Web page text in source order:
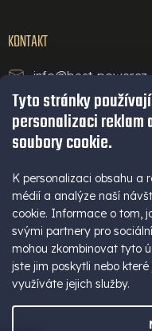
Tyto stránky
personalizaci reklam
soubory cookie.
K personalizaci obsahu a
médií a analýze naší
cookie. Informace o tom,
svými partnery pro
mohou zkombinovat tyto
jste jim poskytli nebo
využíváte jejich služby.
KONTAKT
info@best-power.cz
technická podpora a servis
+420 771 234 568
+420 777 109 009
(Po - Pá 9-16 hod)
+420 777 109 009